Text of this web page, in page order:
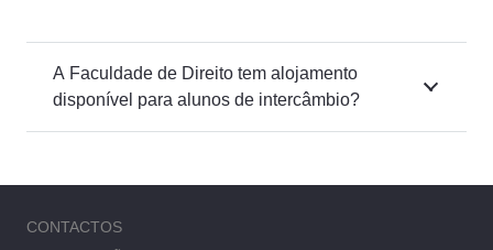
A Faculdade de Direito tem alojamento
disponível para alunos de intercâmbio?
CONTACTOS